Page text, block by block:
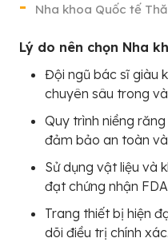
Nha khoa Quốc tế
Lý do nên chọn Nha
Đội ngũ bác sĩ giàu
chuyên sâu trong
Quy trình niềng
đảm bảo an toàn và
Sử dụng vật liệu và
đạt chứng nhận
Trang thiết bị hiện
dõi điều trị chính xác.